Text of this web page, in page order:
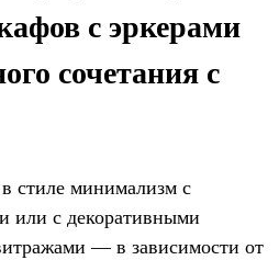
с эркерами
сочетания с
стиле минимализм с
или с декоративными
— в зависимости от